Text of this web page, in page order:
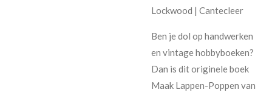
Lockwood | Cantecleer
Ben je dol op handwerken
en vintage hobbyboeken?
Dan is dit originele boek
Maak Lappen-Poppen van